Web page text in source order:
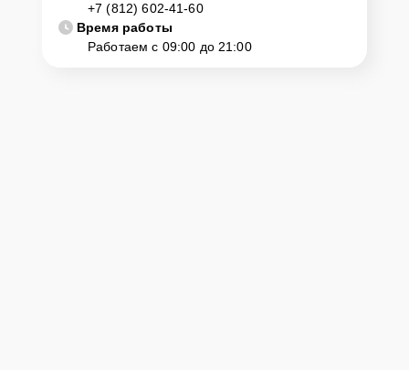
+7 (812) 602-41-60
Время работы
Работаем с 09:00 до 21:00